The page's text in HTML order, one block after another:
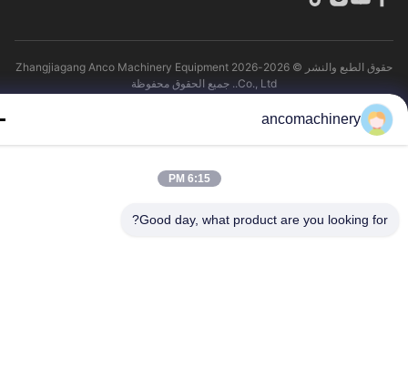
حقوق الطبع والنشر © 2026-2026 Zhangjiagang Anco Machinery Equipment
Co., Ltd.. جميع الحقوق محفوظة
ancomachinery
6:15 PM
Good day, what product are you looking